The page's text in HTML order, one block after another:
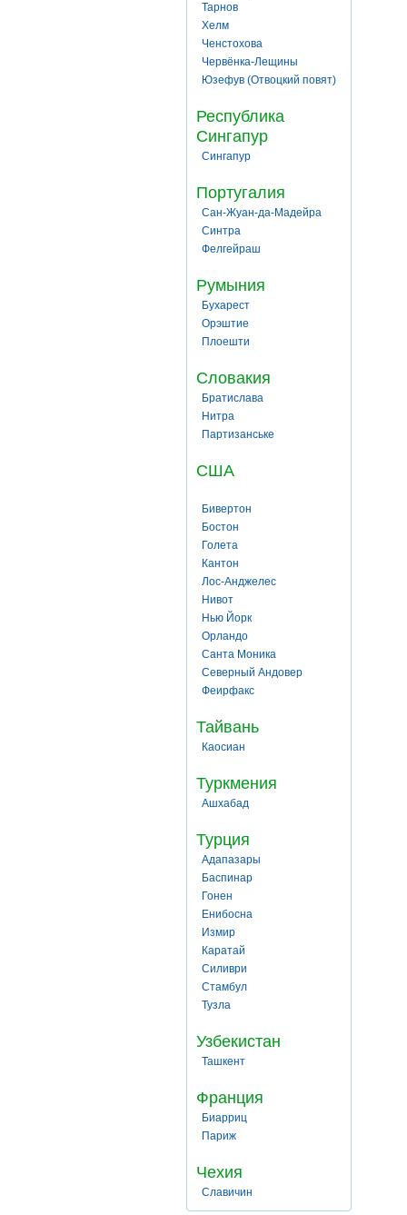
Тарнов
Хелм
Ченстохова
Червёнка-Лещины
Юзефув (Отвоцкий повят)
Республика
Сингапур
Сингапур
Португалия
Сан-Жуан-да-Мадейра
Синтра
Фелгейраш
Румыния
Бухарест
Орэштие
Плоешти
Словакия
Братислава
Нитра
Партизанське
США
Бивертон
Бостон
Голета
Кантон
Лос-Анджелес
Нивот
Нью Йорк
Орландо
Санта Моника
Северный Андовер
Феирфакс
Тайвань
Каосиан
Туркмения
Ашхабад
Турция
Адапазары
Баспинар
Гонен
Енибосна
Измир
Каратай
Силиври
Стамбул
Тузла
Узбекистан
Ташкент
Франция
Биарриц
Париж
Чехия
Славичин